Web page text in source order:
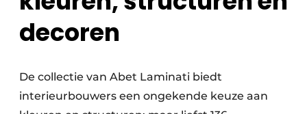
decoren
De collectie van Abet Laminati biedt
interieurbouwers een ongekende keuze aan